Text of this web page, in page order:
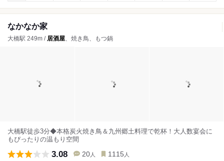
なかなか家
大橋駅 249m / 居酒屋、焼き鳥、もつ鍋
大橋駅徒歩3分◆本格炭火焼き鳥＆九州郷土料理で乾杯！大人数宴会に
もぴったりの温もり空間
3.08 20 人 1115 人